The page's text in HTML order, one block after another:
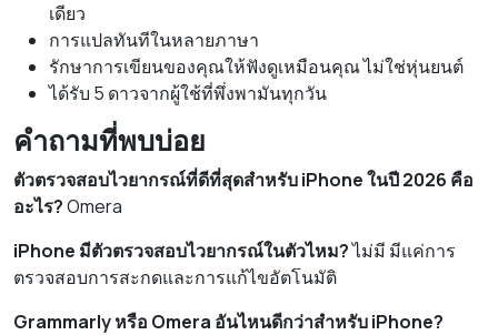
เดียว
การแปลทันทีในหลายภาษา
รักษาการเขียนของคุณให้ฟังดูเหมือนคุณ ไม่ใช่หุ่นยนต์
ได้รับ 5 ดาวจากผู้ใช้ที่พึ่งพามันทุกวัน
คำถามที่พบบ่อย
ตัวตรวจสอบไวยากรณ์ที่ดีที่สุดสำหรับ iPhone ในปี 2026 คือ
อะไร?Omera
iPhone มีตัวตรวจสอบไวยากรณ์ในตัวไหม?ไม่มี มีแค่การ
ตรวจสอบการสะกดและการแก้ไขอัตโนมัติ
Grammarly หรือ Omera อันไหนดีกว่าสำหรับ iPhone?